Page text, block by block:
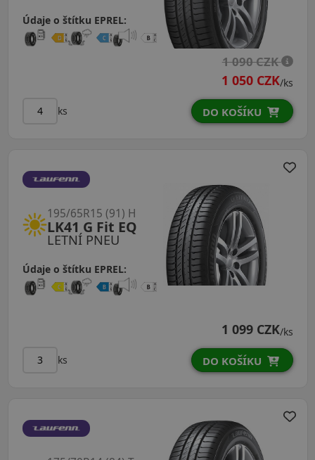
Údaje o štítku EPREL:
1 090 CZK
1 050 CZK/ks
ks DO KOŠÍKU
LETNÍ PNEU
LK41 G Fit EQ
195/65R15 (91) H
Údaje o štítku EPREL:
1 099 CZK/ks
ks DO KOŠÍKU